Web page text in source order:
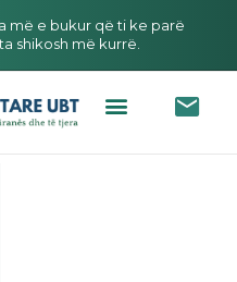
më e bukur që ti ke parë
shikosh më kurrë.